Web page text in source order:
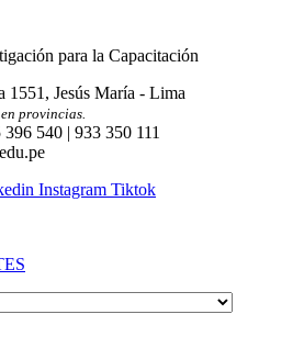
para la Capacitación
1551, Jesús María - Lima
provincias.
540 | 933 350 111
Instagram Tiktok